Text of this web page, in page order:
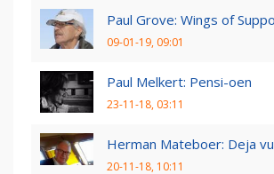
Paul Grove: Wings of
09-01-19, 09:01
Paul Melkert: Pensi-oen
23-11-18, 03:11
Herman Mateboer: Deja vu
20-11-18, 10:11